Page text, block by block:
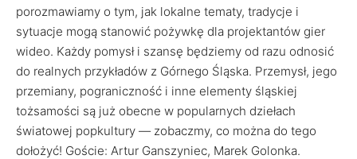
porozmawiamy o tym, jak lokalne tematy, tradycje i
sytuacje mogą stanowić pożywkę dla projektantów gier
wideo. Każdy pomysł i szansę będziemy od razu odnosić
do realnych przykładów z Górnego Śląska. Przemysł, jego
przemiany, pograniczność i inne elementy śląskiej
tożsamości są już obecne w popularnych dziełach
światowej popkultury — zobaczmy, co można do tego
dołożyć! Goście: Artur Ganszyniec, Marek Golonka.